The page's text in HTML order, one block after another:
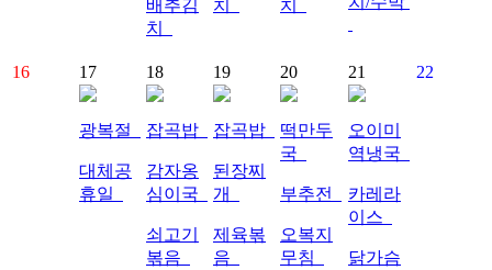
배추김
치
치
치
16 17
광복절
대체공
휴일
18
잡곡밥
감자옹
심이국
쇠고기
볶음
19
잡곡밥
된장찌
개
제육볶
음
20
떡만두
국
부추전
오복지
무침
21
오이미
역냉국
카레라
이스
닭가슴
22